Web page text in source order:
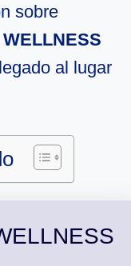
sobre
al lugar